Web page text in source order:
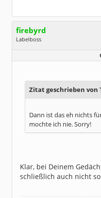
firebyrd
Labelboss
Hausgeburt
Beiträge:
48861
Zitat geschrieben von
Dann ist das eh nichts
mochte ich nie. Sorry!
Klar, bei Deinem
schließlich auch nicht